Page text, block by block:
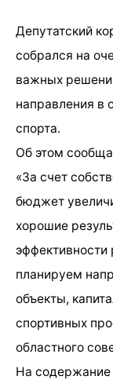
Депутатский
собрался на
важных
направления в
спорта.
Об этом
«За счет
бюджет
хорошие
эффективности
планируем
объекты,
спортивных
областного
На содержание